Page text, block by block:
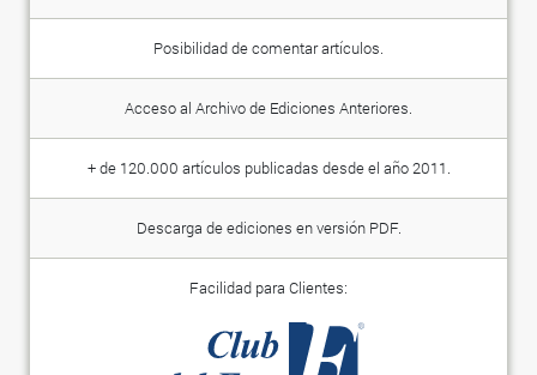
Posibilidad de comentar artículos.
Acceso al Archivo de Ediciones Anteriores.
+ de 120.000 artículos publicadas desde el año 2011.
Descarga de ediciones en versión PDF.
Facilidad para Clientes: